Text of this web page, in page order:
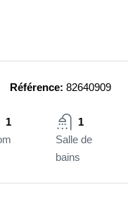
Référence: 82640909
1
1
Salle de
bains